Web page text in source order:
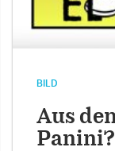
BILD
Aus